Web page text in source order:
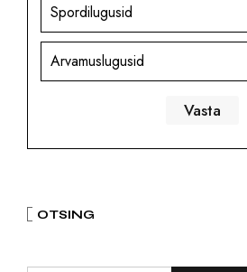
Spordilugusid
Arvamuslugusid
OTSING